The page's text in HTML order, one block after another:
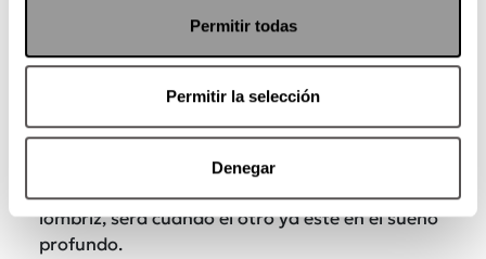
Permitir todas
Permitir la selección
Denegar
encontrar la posición en la que menos ronca y
usar tapones para los oídos.
Para la movedera: procura tener un colchón que
minimiza el movimiento y acuéstense y apaguen
lombriz, será cuando el otro ya esté en el sueño
profundo.